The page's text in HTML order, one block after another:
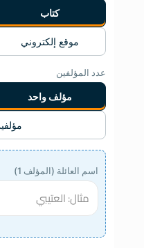
كتاب
موقع إلكتروني
عدد المؤلفين
مؤلف واحد
3
اسم العائلة (المؤلف 1)